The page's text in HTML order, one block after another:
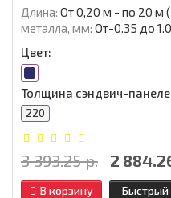
Длина: От 0,20 м - по 20 м
металла, мм: От-0.35 до 1.0
Цвет:
Толщина сэндвич-
220
3 393.25 р. 2
В корзину Быстрый